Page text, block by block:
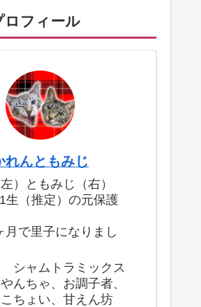
ロフィール
れんともみじ
）ともみじ（右）
生（推定）の元保護
月で里子になりまし
ャムトラミックス
やんちゃ、お調子者、
ちょい、甘えん坊